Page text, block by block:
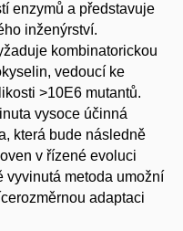
enzymů a představuje
inženýrství.
kombinatorickou
vedoucí ke
>10E6 mutantů.
vysoce účinná
která bude následně
v řízené evoluci
vyvinutá metoda umožní
adaptaci